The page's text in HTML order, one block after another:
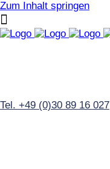
Zum Inhalt springen
Tel. +49 (0)30 89 16 027